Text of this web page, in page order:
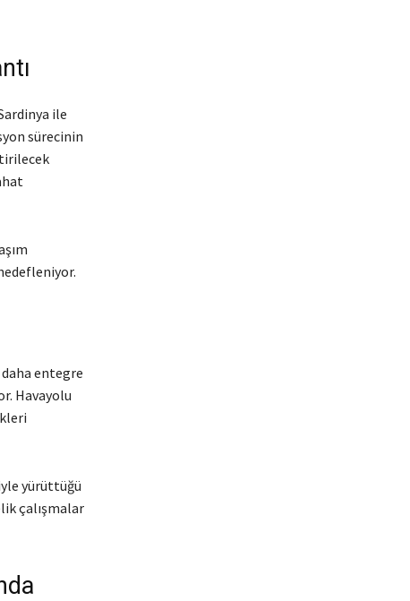
ile
sürecinin
entegre
Havayolu
yürüttüğü
çalışmalar